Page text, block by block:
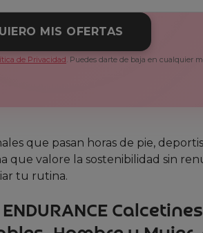
MIS OFERTAS
de Privacidad. Puedes darte de baja en cualquier
que pasan horas de pie,
que valore la sostenibilidad sin
tu rutina.